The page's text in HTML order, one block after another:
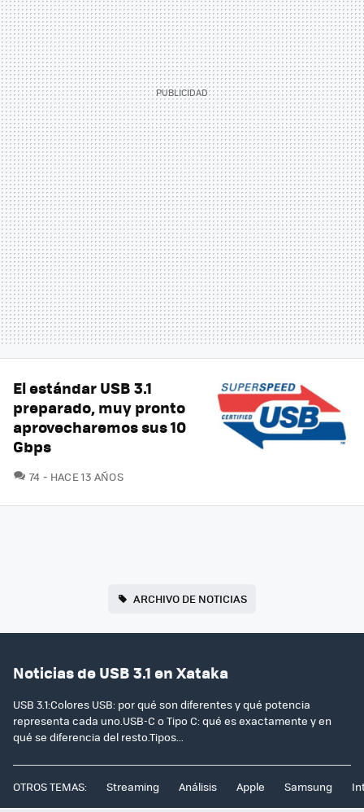
El estándar USB 3.1
preparado, muy pronto
aprovecharemos sus 10
Gbps
74 COMENTARIOS
HACE 13 AÑOS
ARCHIVO DE NOTICIAS
Noticias de USB 3.1 en Xataka
USB 3.1:Colores USB: por qué son diferentes y qué potencia
representa cada uno.USB-C o Tipo C: qué es exactamente y en
qué se diferencia del resto.Tipos...
OTROS TEMAS: Streaming Análisis Apple Samsung